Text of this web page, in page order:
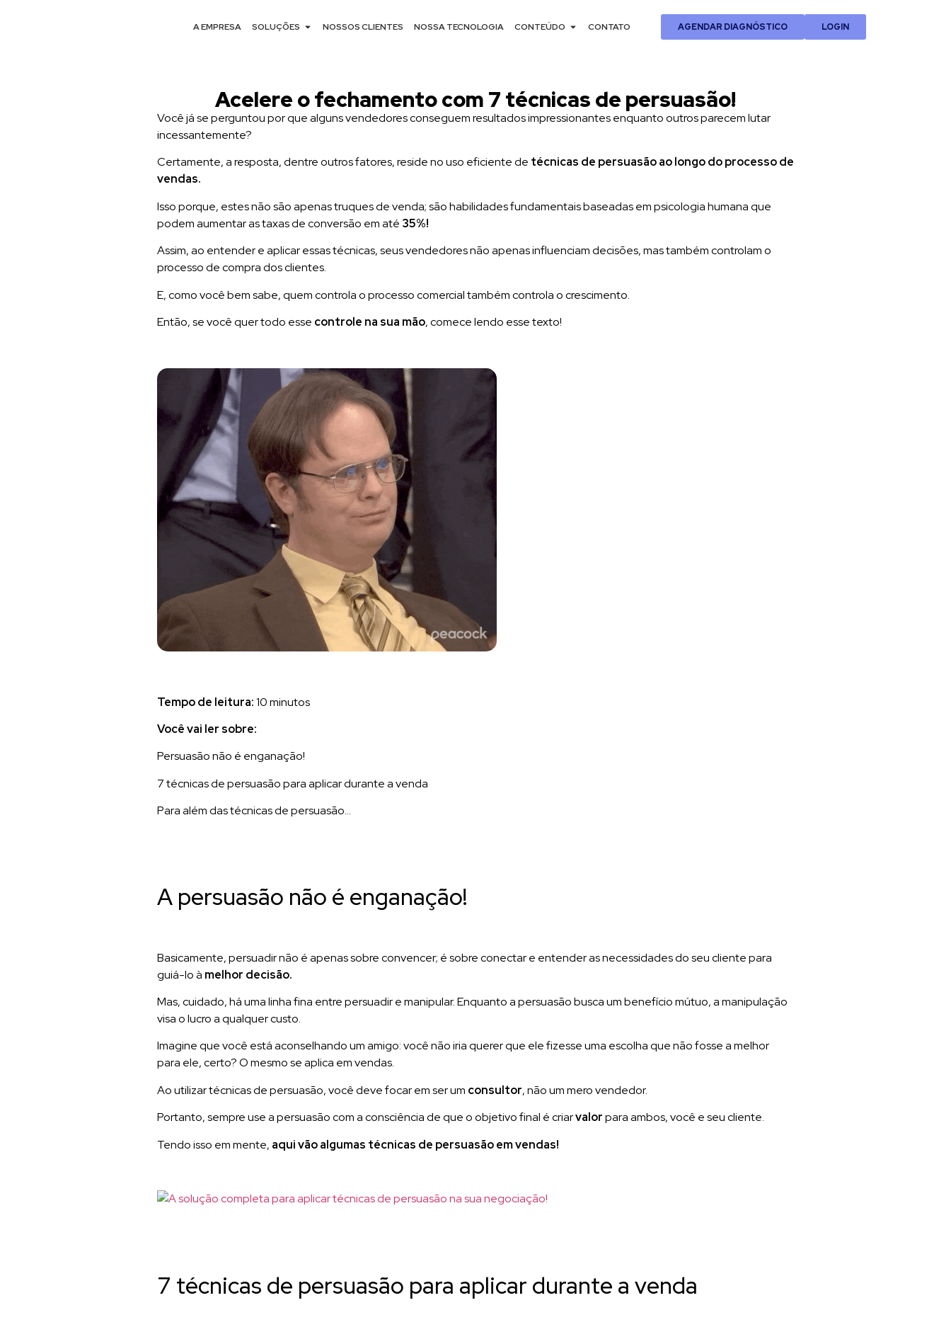
A EMPRESA SOLUÇÕES NOSSOS CLIENTES NOSSA TECNOLOGIA CONTEÚDO CONTATO AGENDAR DIAGNÓSTICO LOGIN
Acelere o fechamento com 7 técnicas de persuasão!
Você já se perguntou por que alguns vendedores conseguem resultados impressionantes enquanto outros parecem lutar
incessantemente?
Certamente, a resposta, dentre outros fatores, reside no uso eficiente de técnicas de persuasão ao longo do processo de
vendas.
Isso porque, estes não são apenas truques de venda; são habilidades fundamentais baseadas em psicologia humana que
podem aumentar as taxas de conversão em até 35%!
Assim, ao entender e aplicar essas técnicas, seus vendedores não apenas influenciam decisões, mas também controlam o
processo de compra dos clientes.
E, como você bem sabe, quem controla o processo comercial também controla o crescimento.
Então, se você quer todo esse controle na sua mão, comece lendo esse texto!
Tempo de leitura:10 minutos
Você vai ler sobre:
Persuasão não é enganação!
7 técnicas de persuasão para aplicar durante a venda
Para além das técnicas de persuasão…
A persuasão não é enganação!
Basicamente, persuadir não é apenas sobre convencer; é sobre conectar e entender as necessidades do seu cliente para
guiá-lo à melhor decisão.
Mas, cuidado, há uma linha fina entre persuadir e manipular. Enquanto a persuasão busca um benefício mútuo, a manipulação
visa o lucro a qualquer custo.
Imagine que você está aconselhando um amigo: você não iria querer que ele fizesse uma escolha que não fosse a melhor
para ele, certo? O mesmo se aplica em vendas.
Ao utilizar técnicas de persuasão, você deve focar em ser um consultor, não um mero vendedor.
Portanto, sempre use a persuasão com a consciência de que o objetivo final é criarvalorpara ambos, você e seu cliente.
Tendo isso em mente, aqui vão algumas técnicas de persuasão em vendas!
7 técnicas de persuasão para aplicar durante a venda